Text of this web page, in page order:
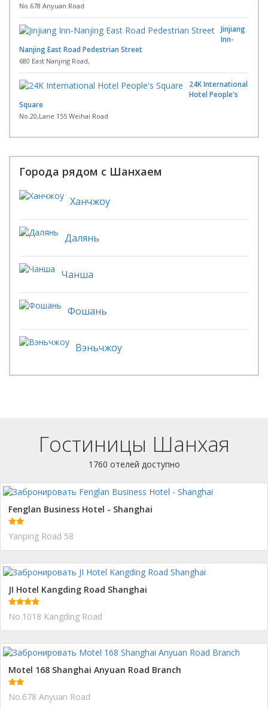
No.678 Anyuan Road
Jinjiang
Inn-
Nanjing East Road Pedestrian Street
680 East Nanjing Road,
24K International
Hotel People's
Square
No.20,Lane 155 Weihai Road
Города рядом с Шанхаем
Ханчжоу
Далянь
Чанша
Фошань
Вэньчжоу
Гостиницы Шанхая
1760 отелей доступно
Fenglan Business Hotel - Shanghai
Yanping Road 58
JI Hotel Kangding Road Shanghai
No.1018 Kangding Road
Motel 168 Shanghai Anyuan Road Branch
No.678 Anyuan Road